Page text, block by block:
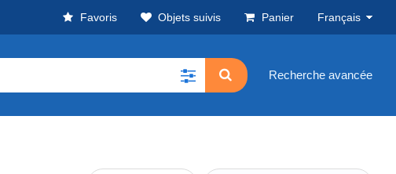
Favoris Objets suivis Panier Français
Recherche avancée